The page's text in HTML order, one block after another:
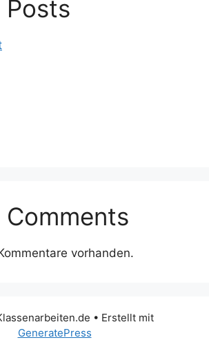
Posts
Comments
vorhanden.
• Erstellt mit
GeneratePress